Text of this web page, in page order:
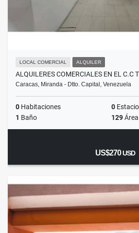
LOCAL COMERCIAL ALQUILER
ALQUILERES COMERCIALES EN EL C.C
Caracas, Miranda - Dtto. Capital, Venezuela
0 Habitaciones 0
1 Baño 129
US$270USD